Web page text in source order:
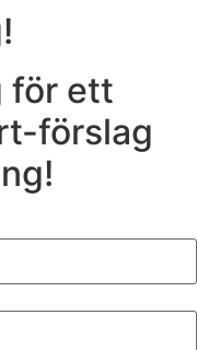
för ett
förslag